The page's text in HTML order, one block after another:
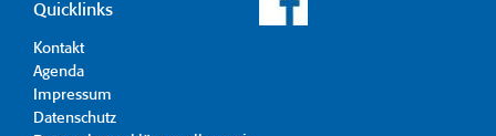
Quicklinks
Kontakt
Agenda
Impressum
Datenschutz